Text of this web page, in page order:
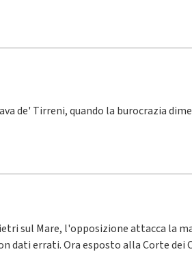
de' Tirreni, quando la burocrazia
sul Mare, l'opposizione attacca la
dati errati. Ora esposto alla Corte dei